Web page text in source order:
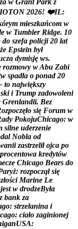
IOTON 2026! ❤IL:
órym mieszkańcom w
e w Tumbler Ridge. 10
do szefa policji 20 lat
że Epstein był
cza dymisję ws.
rozmowy wAbu Zabi
w spadła o ponad 20
to największy
ski i Trump zadowoleni
Grenlandii. Bez
ozpoczęło się Forum w
ady PokojuChicago: w
silne uderzenie
dal Nobla od
anii zastrzelił ojca po
procentowa kredytów
ecze Chicago Bears do
aryż: rozpoczął się
złości Marine Le
jest w drodzeByła
z bank za
go: strzelanina i
cago: ciało zaginionej
iganUSA: